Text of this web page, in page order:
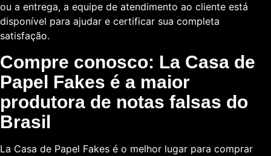
ou a entrega, a equipe de atendimento ao cliente está
disponível para ajudar e certificar sua completa
satisfação.
Compre conosco: La Casa de
Papel Fakes é a maior
produtora de notas falsas do
Brasil
La Casa de Papel Fakes é o melhor lugar para comprar